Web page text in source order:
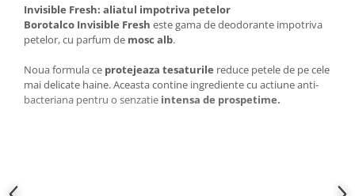
Balsam de par
Fixativ si spuma de par
Sampon
Vopsea de par
Odorizante
Invisible Fresh: aliatul impotriva petelor
Borotalco Invisible Fresh este gama de deodorante impotriva
petelor, cu parfum de mosc alb.
Noua formula ce protejeaza tesaturile reduce petele de pe cele
mai delicate haine. Aceasta contine ingrediente cu actiune anti-
bacteriana pentru o senzatie intensa de prospetime.